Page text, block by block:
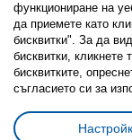
Политика
Избор на
Условия за
функциониране на
да приемете като
бисквитки". За да
бисквитки, кликнете
бисквитките,
съгласието си за